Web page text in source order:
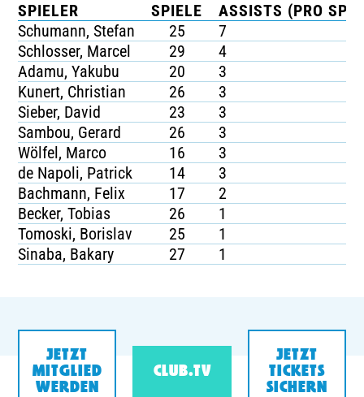
SPIELER SPIELE
ASSISTS (PRO
Schumann, Stefan
25
7
Schlosser, Marcel
29
4
Adamu, Yakubu
20
3
Kunert, Christian
26
3
Sieber, David
23
3
Sambou, Gerard
26
3
Wölfel, Marco
16
3
de Napoli, Patrick
14
3
Bachmann, Felix
17
2
Becker, Tobias
26
1
Tomoski, Borislav
25
1
Sinaba, Bakary
27 1
JETZT
MITGLIED
WERDEN
CLUB.TV
JETZT
TICKETS
SICHERN